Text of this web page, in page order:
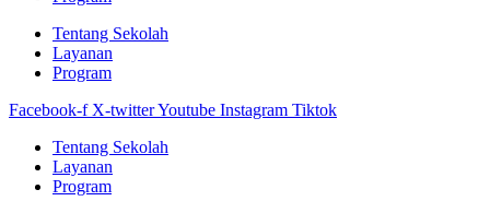
Tentang Sekolah
Layanan
Program
Facebook-f X-twitterYoutube Instagram Tiktok
Tentang Sekolah
Layanan
Program